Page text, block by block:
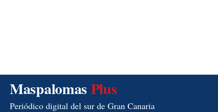
Maspalomas Plus
Periódico digital del sur de Gran Canaria